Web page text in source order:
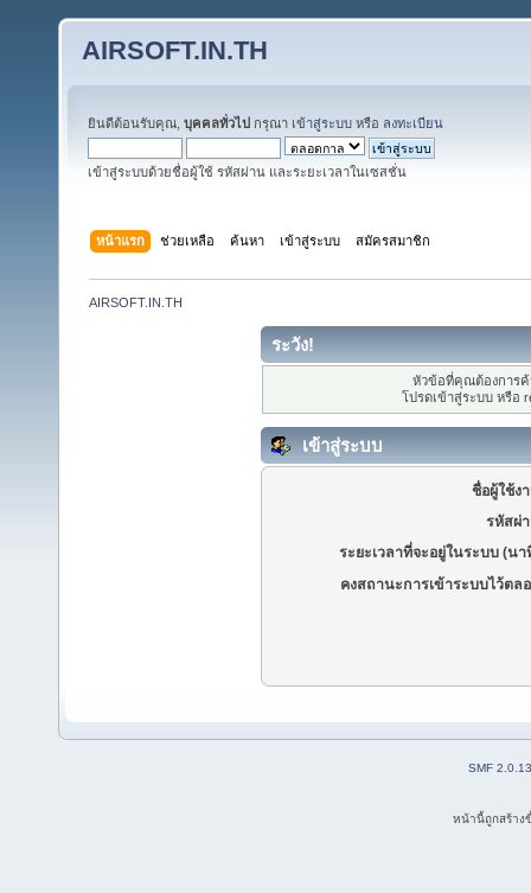
AIRSOFT.IN.TH
ยินดีต้อนรับคุณ, บุคคลทั่วไป กรุณา เข้าสู่ระบบ หรือ ลงทะเบียน
เข้าสู่ระบบด้วยชื่อผู้ใช้ รหัสผ่าน และระยะเวลาในเซสชั่น
หน้าแรก ช่วยเหลือ ค้นหา เข้าสู่ระบบ สมัครสมาชิก
AIRSOFT.IN.TH
ระวัง!
หัวข้อที่คุณต้องการ
โปรดเข้าสู่ระบบ หรือ
เข้าสู่ระบบ
ชื่อผู้ใช้ง
รหัสผ่
ระยะเวลาที่จะอยู่ในระบบ (นา
คงสถานะการเข้าระบบไว้ตล
SMF 2.0.13
หน้านี้ถูกสร้าง